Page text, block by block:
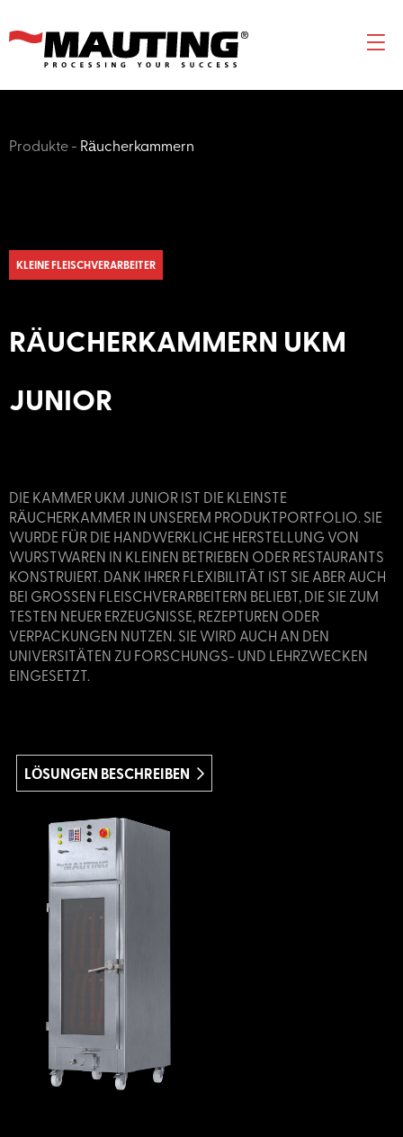
Produkte- Räucherkammern
KLEINE FLEISCHVERARBEITER
RÄUCHERKAMMERN UKM
JUNIOR
DIE KAMMER UKM JUNIOR IST DIE KLEINSTE
RÄUCHERKAMMER IN UNSEREM PRODUKTPORTFOLIO. SIE
WURDE FÜR DIE HANDWERKLICHE HERSTELLUNG VON
WURSTWAREN IN KLEINEN BETRIEBEN ODER RESTAURANTS
KONSTRUIERT. DANK IHRER FLEXIBILITÄT IST SIE ABER AUCH
BEI GROSSEN FLEISCHVERARBEITERN BELIEBT, DIE SIE ZUM T
ESTEN NEUER ERZEUGNISSE, REZEPTUREN ODER V
ERPACKUNGEN NUTZEN. SIE WIRD AUCH AN DEN U
NIVERSITÄTEN ZU FORSCHUNGS- UND LEHRZWECKEN E
INGESETZT.
LÖSUNGEN BESCHREIBEN